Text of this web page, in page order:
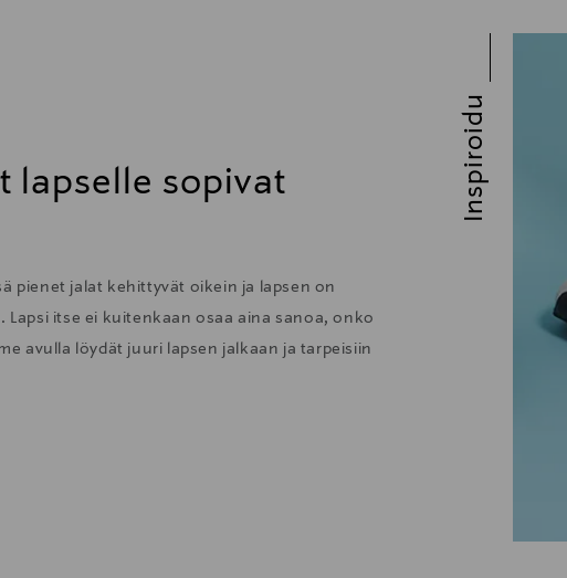
lapselle sopivat
pienet jalat kehittyvät oikein ja lapsen on
Lapsi itse ei kuitenkaan osaa aina sanoa, onko
avulla löydät juuri lapsen jalkaan ja tarpeisiin
Inspiroidu